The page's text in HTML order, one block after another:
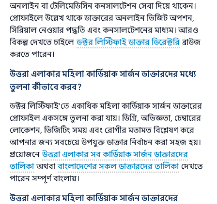
অনলাইন বা টেলিমেডিসিন কনসালটেশন সেবা দিয়ে থাকেন।
প্রোফাইলে উল্লেখ থাকে ডাক্তারের অনলাইন ভিজিট অপশন,
সিরিয়াল নেওয়ার পদ্ধতি এবং কনসালটেশনের মাধ্যম। আরও
বিকল্প দেখতে চাইলেডক্টর লিস্টিফাই ডাক্তার ডিরেক্টরি ব্রাউজ
করতে পারেন।
উত্তরা এলাকার মহিলা কার্ডিয়াক সার্জন ডাক্তারদের মধ্যে
তুলনা কীভাবে করব?
ডক্টর লিস্টিফাই’তে একাধিক মহিলা কার্ডিয়াক সার্জন ডাক্তারের
প্রোফাইল একসঙ্গে তুলনা করা যায়। ডিগ্রি, অভিজ্ঞতা, চেম্বারের
লোকেশন, ভিজিটিং সময় এবং রোগীর মতামত বিশ্লেষণ করে
আপনার জন্য সবচেয়ে উপযুক্ত ডাক্তার নির্বাচন করা সহজ হয়।
প্রয়োজনেউত্তরা এলাকার সব কার্ডিয়াক সার্জন ডাক্তারদের
তালিকাঅথবাবাংলাদেশের সকল ডাক্তারদের তালিকা দেখতে
পারেন সম্পূর্ণ বাংলায়।
উত্তরা এলাকার মহিলা কার্ডিয়াক সার্জন ডাক্তারদের